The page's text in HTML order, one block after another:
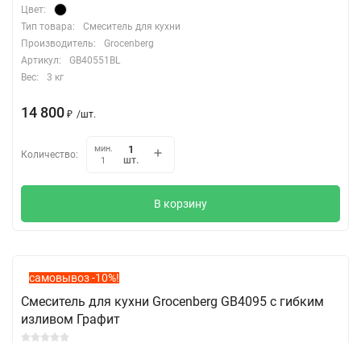
Цвет:
Тип товара:
Смеситель для кухни
Производитель:
Grocenberg
Артикул:
GB40551BL
Вес:
3 кг
14 800 ₽ /шт.
Количество:
мин.
1
шт.
В корзину
самовывоз -10%!
Смеситель для кухни Grocenberg GB4095 с гибким
изливом Графит